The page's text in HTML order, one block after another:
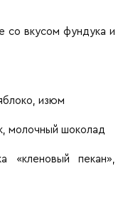
со вкусом фундука и
изюм
молочный шоколад
«кленовый пекан»,